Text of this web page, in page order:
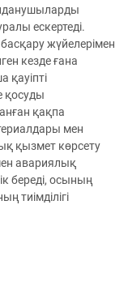
ескертеді.
басқару жүйелерімен
кезде ғана
қауіпті
қосуды
қақпа
мен
қызмет көрсету
авариялық
береді, осының
тиімділігі